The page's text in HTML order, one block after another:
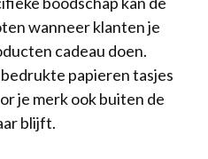
wanneer klanten je
cadeau doen.
papieren tasjes
je merk ook buiten de
blijft.